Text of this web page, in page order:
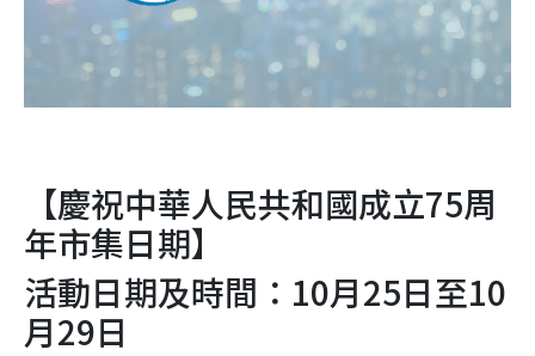
【慶祝中華人民共和國成立75周
年市集日期】
活動日期及時間：10月25日至10
月29日